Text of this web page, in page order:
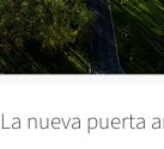
La nueva puerta